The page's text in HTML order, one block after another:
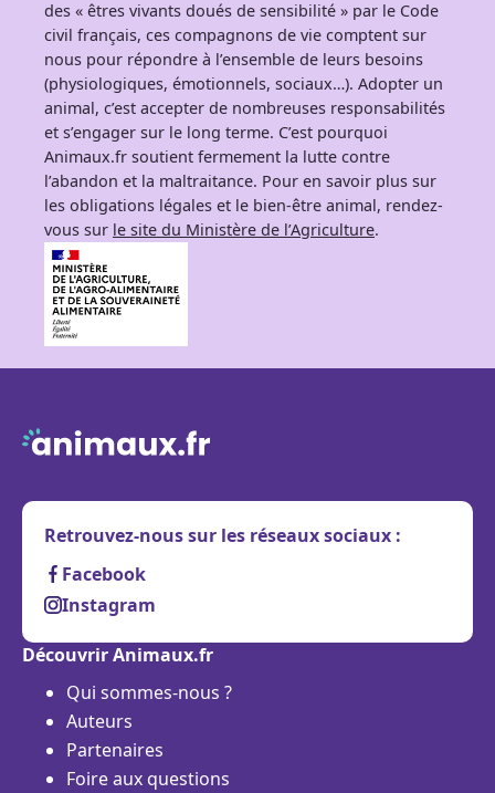
des « êtres vivants doués de sensibilité » par le Code
civil français, ces compagnons de vie comptent sur
nous pour répondre à l’ensemble de leurs besoins
(physiologiques, émotionnels, sociaux…). Adopter un
animal, c’est accepter de nombreuses responsabilités
et s’engager sur le long terme. C’est pourquoi
Animaux.fr soutient fermement la lutte contre
l’abandon et la maltraitance. Pour en savoir plus sur
les obligations légales et le bien-être animal, rendez-
vous sur le site du Ministère de l’Agriculture.
Retrouvez-nous sur les réseaux sociaux :
Facebook
Instagram
Découvrir Animaux.fr
Qui sommes-nous ?
Auteurs
Partenaires
Foire aux questions